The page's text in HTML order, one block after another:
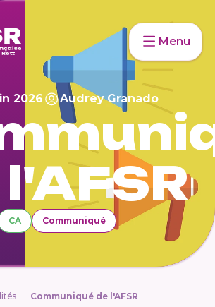
Menu
2026 Audrey Granado
CA Communiqué
Communiqué de l'AFSR